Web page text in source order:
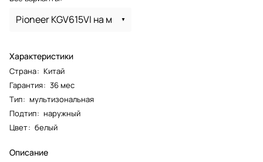
Pioneer KGV615VI на м
Характеристики
Страна: Китай
Гарантия: 36 мес
Тип: мультизональная
Подтип: наружный
Цвет: белый
Описание